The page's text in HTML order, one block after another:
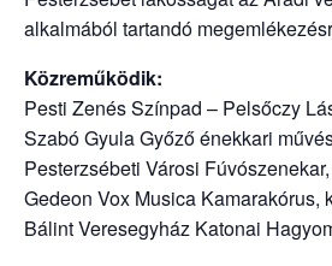
alkalmából tartandó
Közreműködik:
Pesti Zenés Színpad – Pelsőczy
Szabó Gyula Győző énekkari
Pesterzsébeti Városi
Gedeon Vox Musica Kamarakórus,
Bálint Veresegyház Katonai